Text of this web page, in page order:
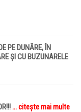
PE DUNĂRE, ÎN
ȘI CU BUZUNARELE
... citește mai multe